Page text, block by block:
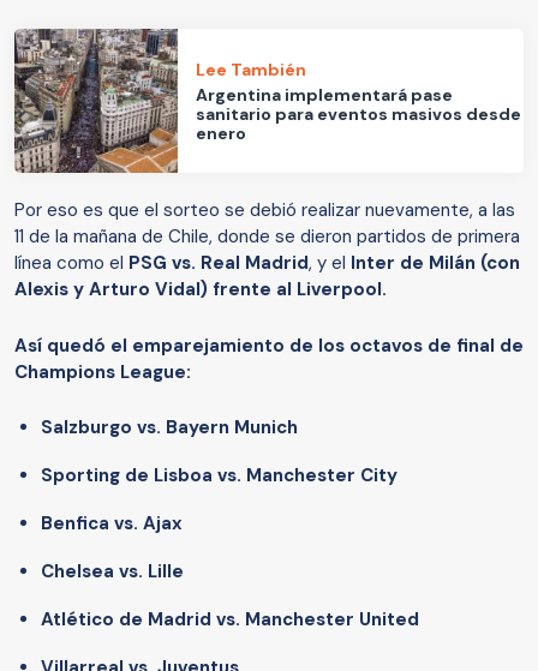
Lee También
Argentina implementará pase
sanitario para eventos masivos desde
enero
Por eso es que el sorteo se debió realizar nuevamente, a las
11 de la mañana de Chile, donde se dieron partidos de primera
línea como el PSG vs. Real Madrid, y el Inter de Milán (con
Alexis y Arturo Vidal) frente al Liverpool.
Así quedó el emparejamiento de los octavos de final de
Champions League:
Salzburgo vs. Bayern Munich
Sporting de Lisboa vs. Manchester City
Benfica vs. Ajax
Chelsea vs. Lille
Atlético de Madrid vs. Manchester United